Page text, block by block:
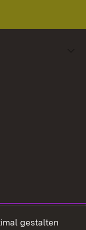
gestalten